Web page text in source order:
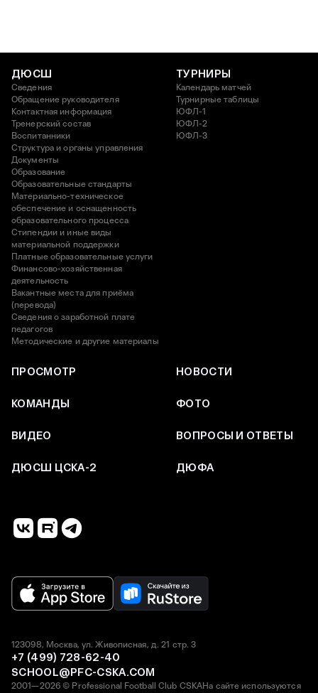
ДЮСШ
Сведения
Обращение руководителя
Контактная информация
Тренерский состав
Воспитанники
Структура и органы управления
Документы
Образование
Образовательные стандарты
Материально-техническое
обеспечение и оснащенность
образовательного процесса
Стипендии и иные виды
материальной поддержки
Платные образовательные услуги
Финансово-хозяйственная
деятельность
Вакантные места для приёма
(перевода)
Сведения о заработной плате
педагогов
Методические и другие материалы
ТУРНИРЫ
Календарь матчей
Турнирные таблицы
ЮФЛ-1
ЮФЛ-2
ЮФЛ-3
ПРОСМОТР НОВОСТИ
КОМАНДЫ ФОТО
ВИДЕО ВОПРОСЫ И ОТВЕТЫ
ДЮСШ ЦСКА-2 ДЮФА
2001—2026 © Professional Football Club CSKAНа сайте используются
123098, Москва, ул. Живописная, д. 21 стр. 3
+7 (499) 728-62-40
SCHOOL@PFC-CSKA.COM